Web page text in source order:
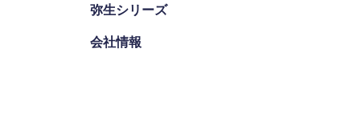
弥生シリーズ
会社情報